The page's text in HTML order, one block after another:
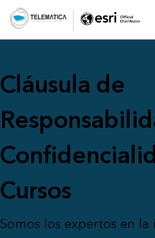
Cláusula de
Cursos
Somos los expertos en la